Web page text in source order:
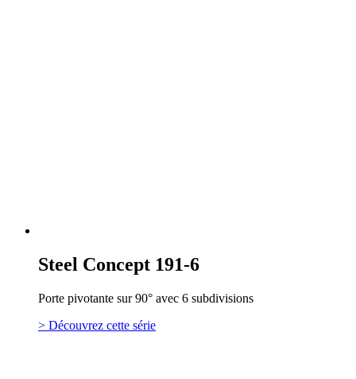
Steel Concept 191-6
Porte pivotante sur 90° avec 6 subdivisions
> Découvrez cette série